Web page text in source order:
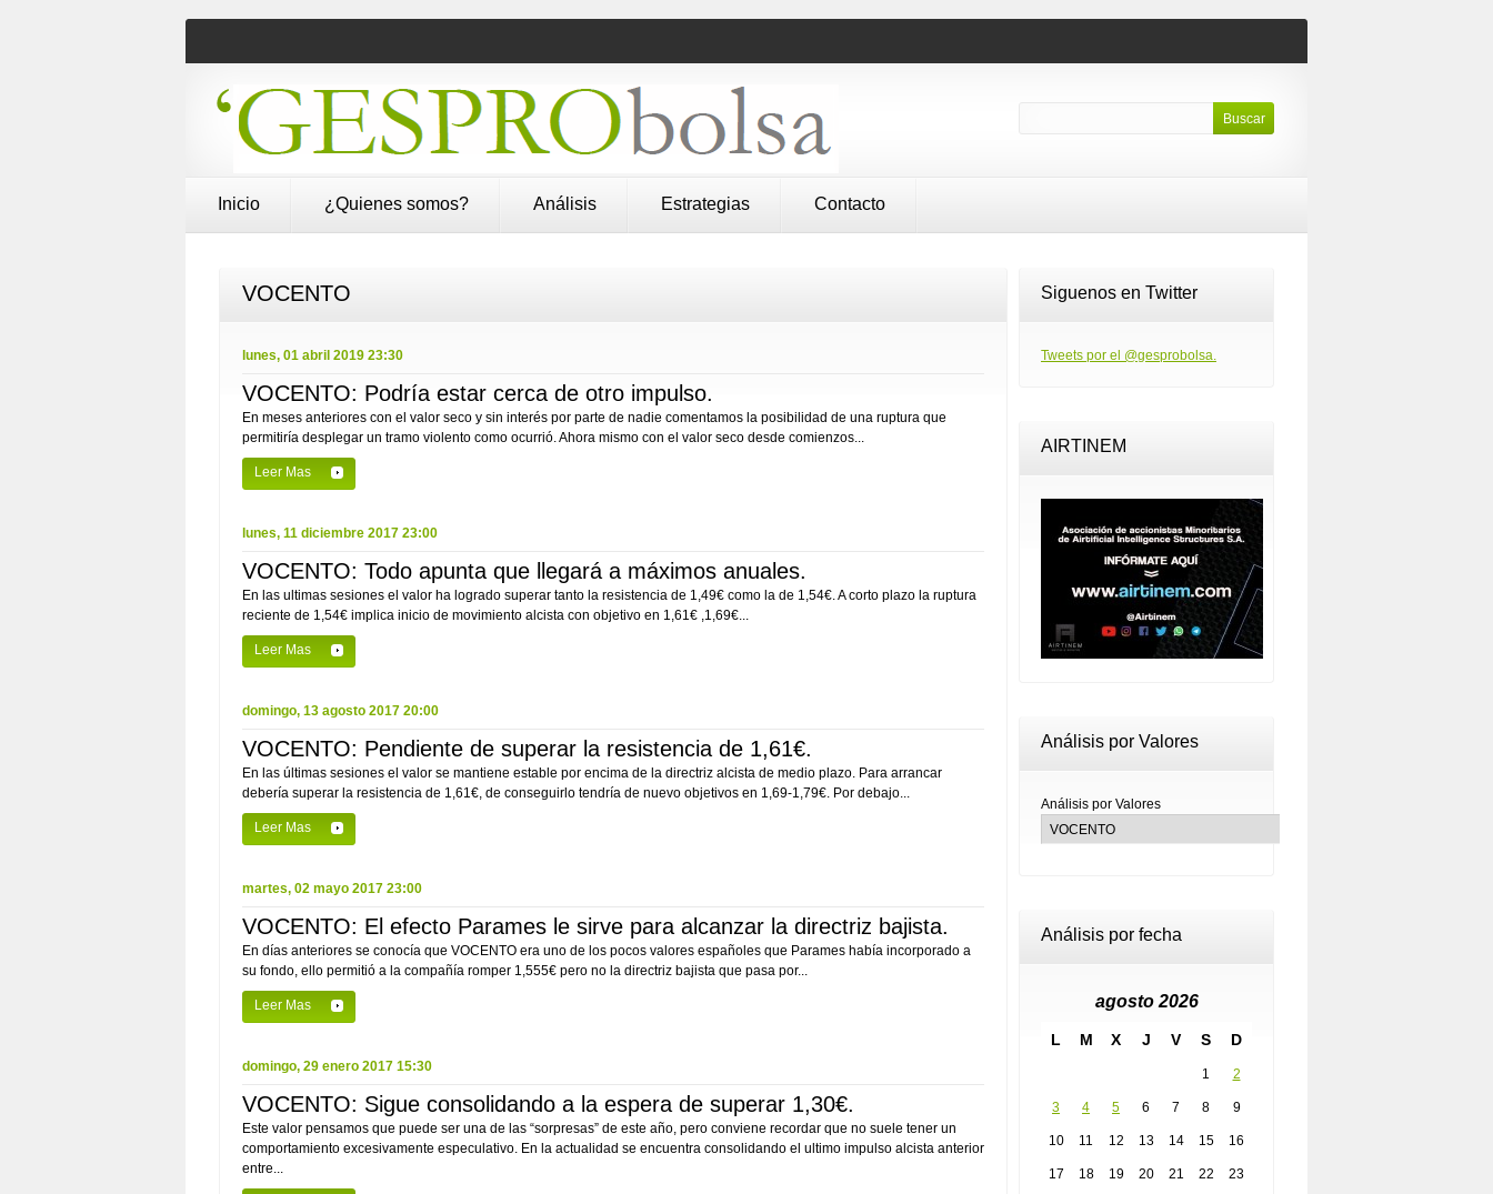
Inicio ¿Quienes somos? Análisis Estrategias Contacto
VOCENTO
lunes, 01 abril 2019 23:30
VOCENTO: Podría estar cerca de otro impulso.
En meses anteriores con el valor seco y sin interés por parte de nadie comentamos la posibilidad de una ruptura que
permitiría desplegar un tramo violento como ocurrió. Ahora mismo con el valor seco desde comienzos...
Leer Mas
lunes, 11 diciembre 2017 23:00
VOCENTO: Todo apunta que llegará a máximos anuales.
En las ultimas sesiones el valor ha logrado superar tanto la resistencia de 1,49€ como la de 1,54€. A corto plazo la ruptura
reciente de 1,54€ implica inicio de movimiento alcista con objetivo en 1,61€ ,1,69€...
Leer Mas
domingo, 13 agosto 2017 20:00
VOCENTO: Pendiente de superar la resistencia de 1,61€.
En las últimas sesiones el valor se mantiene estable por encima de la directriz alcista de medio plazo. Para arrancar
debería superar la resistencia de 1,61€, de conseguirlo tendría de nuevo objetivos en 1,69-1,79€. Por debajo...
Leer Mas
martes, 02 mayo 2017 23:00
VOCENTO: El efecto Parames le sirve para alcanzar la directriz bajista.
En días anteriores se conocía que VOCENTO era uno de los pocos valores españoles que Parames había incorporado a
su fondo, ello permitió a la compañía romper 1,555€ pero no la directriz bajista que pasa por...
Leer Mas
domingo, 29 enero 2017 15:30
VOCENTO: Sigue consolidando a la espera de superar 1,30€.
Este valor pensamos que puede ser una de las “sorpresas” de este año, pero conviene recordar que no suele tener un
comportamiento excesivamente especulativo. En la actualidad se encuentra consolidando el ultimo impulso alcista anterior
entre...
Siguenos en Twitter
Tweets por el @gesprobolsa.
AIRTINEM
Análisis por Valores
Análisis por Valores
Análisis por fecha
agosto 2026
L M X J V S D
1 2
3 4 5 6 7 8 9
10 11 12 13 14 15 16
17 18 19 20 21 22 23